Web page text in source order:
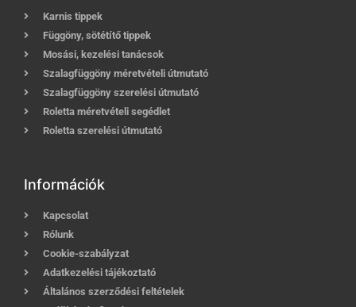
Karnis tippek
Függöny, sötétítő tippek
Mosási, kezelési tanácsok
Szalagfüggöny méretvételi útmutató
Szalagfüggöny szerelési útmutató
Roletta méretvételi segédlet
Roletta szerelési útmutató
Információk
Kapcsolat
Rólunk
Cookie-szabályzat
Adatkezelési tájékoztató
Általános szerződési feltételek